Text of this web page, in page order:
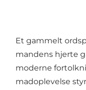
Et gammelt
mandens hjerte
moderne
madoplevelse